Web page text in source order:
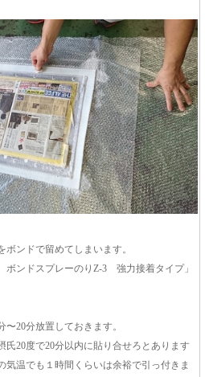
ンドで留めてしまいます。
ンドスプレーのりZ-3 強力接着タイプ」
20分放置しておきます。
氏20度で20分以内に貼り合せろとあります
気温でも１時間くらいは余裕で引っ付きま